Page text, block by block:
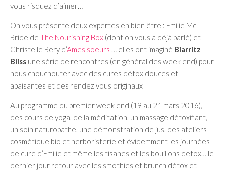
vous risquez d’aimer…
On vous présente deux expertes en bien être : Emilie Mc
Bride de The Nourishing Box (dont on vous a déjà parlé) et
Christelle Bery d’Ames soeurs … elles ont imaginé Biarritz
Bliss une série de rencontres (en général des week end) pour
nous chouchouter avec des cures détox douces et
apaisantes et des rendez vous originaux
Au programme du premier week end (19 au 21 mars 2016),
des cours de yoga, de la méditation, un massage détoxifiant,
un soin naturopathe, une démonstration de jus, des ateliers
cosmétique bio et herboristerie et évidemment les journées
de cure d’Emilie et même les tisanes et les bouillons detox… le
dernier jour retour avec les smothies et brunch détox et